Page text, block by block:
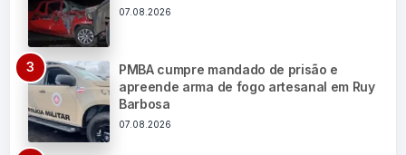
07.08.2026
PMBA cumpre mandado de prisão e
apreende arma de fogo artesanal em Ruy
Barbosa
07.08.2026